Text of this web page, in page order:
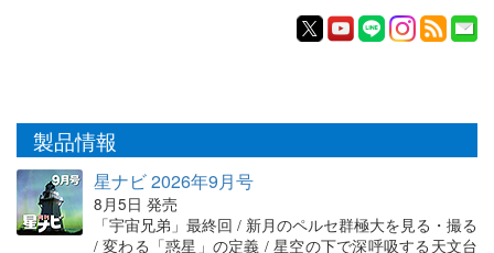
製品情報
星ナビ 2026年9月号
8月5日 発売
「宇宙兄弟」最終回 / 新月のペルセ群極大を見る・撮る
/ 変わる「惑星」の定義 / 星空の下で深呼吸する天文台